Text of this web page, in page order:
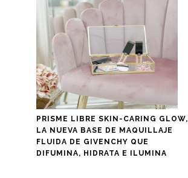
PRISME LIBRE SKIN-CARING GLOW,
LA NUEVA BASE DE MAQUILLAJE
FLUIDA DE GIVENCHY QUE
DIFUMINA, HIDRATA E ILUMINA